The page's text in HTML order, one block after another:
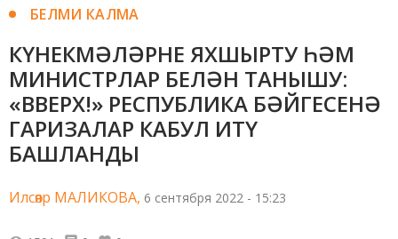
БЕЛМИ КАЛМА
КҮНЕКМӘЛӘРНЕ ЯХШЫРТУ ҺӘМ
МИНИСТРЛАР БЕЛӘН ТАНЫШУ:
«ВВЕРХ!» РЕСПУБЛИКА БӘЙГЕСЕНӘ
ГАРИЗАЛАР КАБУЛ ИТҮ
БАШЛАНДЫ
Илсөяр МАЛИКОВА, 6 сентября 2022 - 15:23